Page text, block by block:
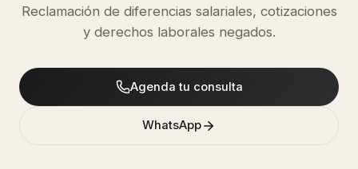
Reclamación de diferencias salariales, cotizaciones
y derechos laborales negados.
Agenda tu consulta
WhatsApp